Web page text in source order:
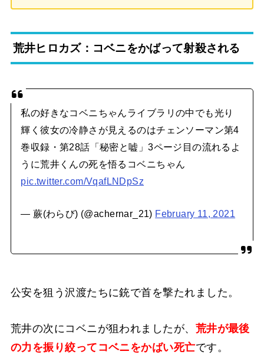
荒井ヒロカズ：コベニをかばって射殺される
私の好きなコベニちゃんライブラリの中でも光り
輝く彼女の冷静さが見えるのはチェンソーマン第4
巻収録・第28話「秘密と嘘」3ページ目の流れるよ
うに荒井くんの死を悟るコベニちゃん
pic.twitter.com/VqafLNDpSz
— 蕨(わらび) (@achernar_21) February 11, 2021
公安を狙う沢渡たちに銃で首を撃たれました。
荒井の次にコベニが狙われましたが、 荒井が最後
の力を振り絞ってコベニをかばい死亡です。